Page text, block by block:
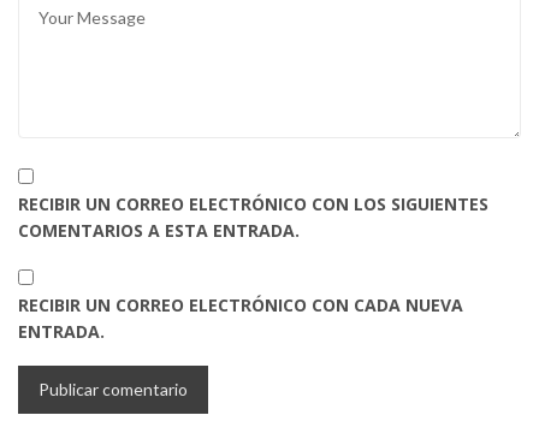
RECIBIR UN CORREO ELECTRÓNICO CON LOS SIGUIENTES
COMENTARIOS A ESTA ENTRADA.
RECIBIR UN CORREO ELECTRÓNICO CON CADA NUEVA
ENTRADA.